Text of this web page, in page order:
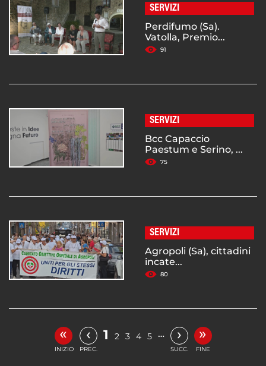
SERVIZI
Perdifumo (Sa).
Vatolla, Premio...
91
SERVIZI
Bcc Capaccio
Paestum e Serino, ...
75
SERVIZI
Agropoli (Sa), cittadini
incate...
80
«
INIZIO
‹
PREC.
1 2 3 4 5 … ›
SUCC.
»
FINE